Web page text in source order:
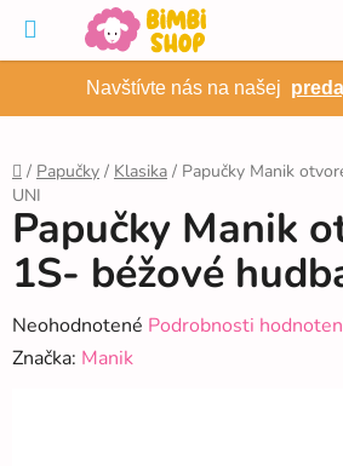
obsah
Navštívte nás na našej
Domov
/ Papučky / Klasika / Papučky Manik
UNI
Papučky Manik
1S- béžové
Priemerné
hodnotenie
Neohodnotené Podrobnosti
Značka: Manik